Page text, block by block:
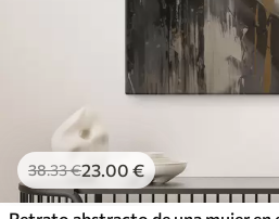
38.33€23.00 €